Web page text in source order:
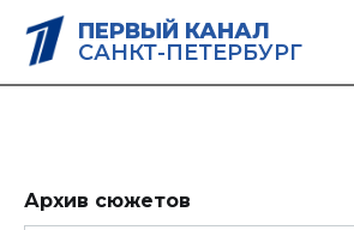
ПЕРВЫЙ КАНАЛ
САНКТ-ПЕТЕРБУРГ
Архив сюжетов